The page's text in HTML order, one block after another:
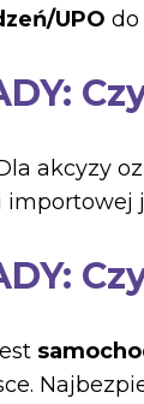
UPO do
akcyzy
importowej